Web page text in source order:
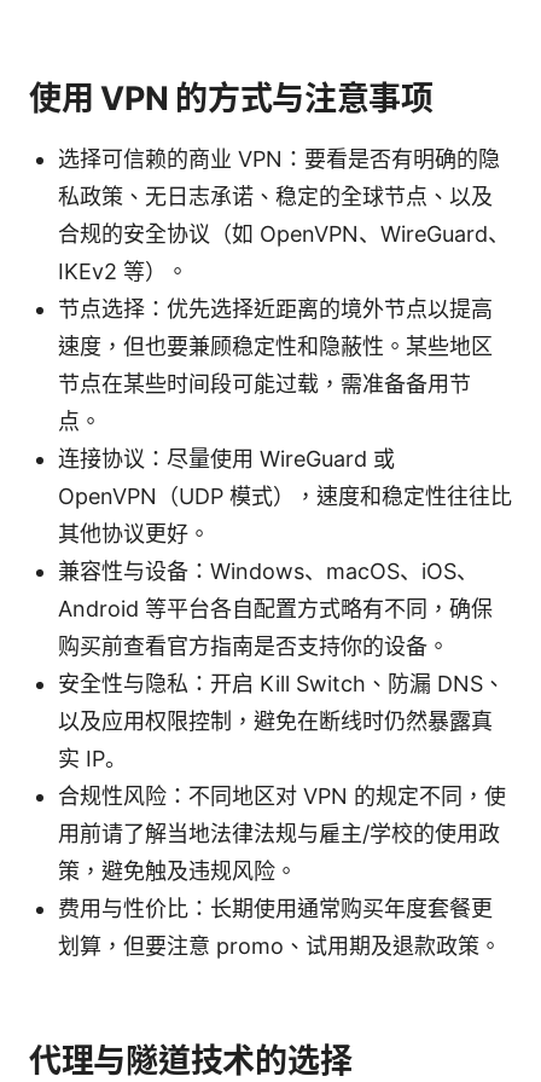
使用 VPN 的方式与注意事项
选择可信赖的商业 VPN：要看是否有明确的隐
私政策、无日志承诺、稳定的全球节点、以及
合规的安全协议（如 OpenVPN、WireGuard、
IKEv2 等）。
节点选择：优先选择近距离的境外节点以提高
速度，但也要兼顾稳定性和隐蔽性。某些地区
节点在某些时间段可能过载，需准备备用节
点。
连接协议：尽量使用 WireGuard 或
OpenVPN（UDP 模式），速度和稳定性往往比
其他协议更好。
兼容性与设备：Windows、macOS、iOS、
Android 等平台各自配置方式略有不同，确保
购买前查看官方指南是否支持你的设备。
安全性与隐私：开启 Kill Switch、防漏 DNS、
以及应用权限控制，避免在断线时仍然暴露真
实 IP。
合规性风险：不同地区对 VPN 的规定不同，使
用前请了解当地法律法规与雇主/学校的使用政
策，避免触及违规风险。
费用与性价比：长期使用通常购买年度套餐更
划算，但要注意 promo、试用期及退款政策。
代理与隧道技术的选择